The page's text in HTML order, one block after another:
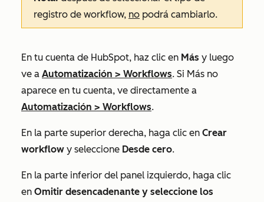
registro de workflow, no podrá cambiarlo.
En tu cuenta de HubSpot, haz clic en Más y luego
ve a Automatización > Workflows. Si Más no
aparece en tu cuenta, ve directamente a
Automatización > Workflows.
En la parte superior derecha, haga clic en Crear
workflow y seleccione Desde cero.
En la parte inferior del panel izquierdo, haga clic
en Omitir desencadenante y seleccione los